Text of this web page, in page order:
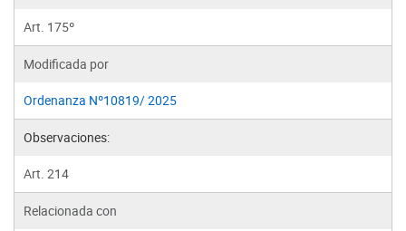
Art. 175º
Modificada por
Ordenanza Nº10819/ 2025
Observaciones:
Art. 214
Relacionada con